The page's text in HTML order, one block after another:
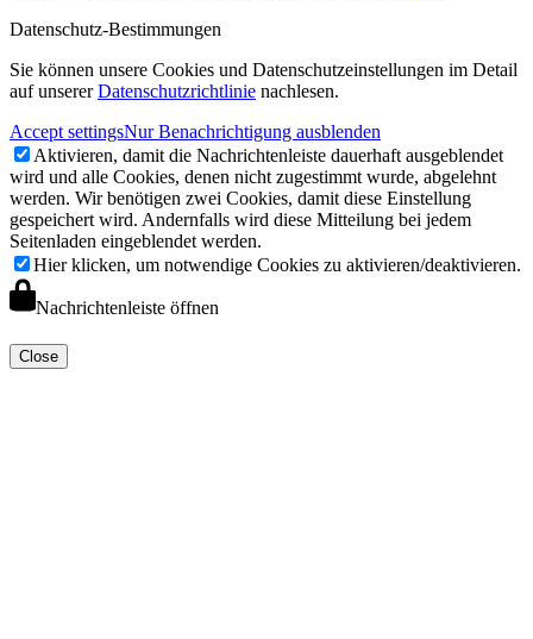
Datenschutz-Bestimmungen
Sie können unsere Cookies und Datenschutzeinstellungen im Detail
auf unsererDatenschutzrichtlinie nachlesen.
Accept settingsNur Benachrichtigung ausblenden
Aktivieren, damit die Nachrichtenleiste dauerhaft ausgeblendet
wird und alle Cookies, denen nicht zugestimmt wurde, abgelehnt
werden. Wir benötigen zwei Cookies, damit diese Einstellung
gespeichert wird. Andernfalls wird diese Mitteilung bei jedem
Seitenladen eingeblendet werden.
Hier klicken, um notwendige Cookies zu aktivieren/deaktivieren.
Nachrichtenleiste öffnen
Close